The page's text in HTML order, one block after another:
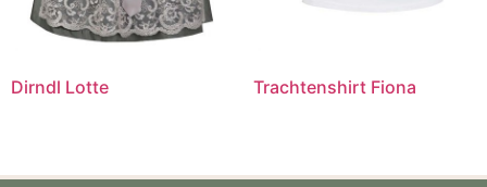
Dirndl Lotte Trachtenshirt Fiona